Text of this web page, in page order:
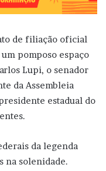
de filiação oficial
pomposo espaço
Lupi, o senador
da Assembleia
estadual do
da legenda
na solenidade.